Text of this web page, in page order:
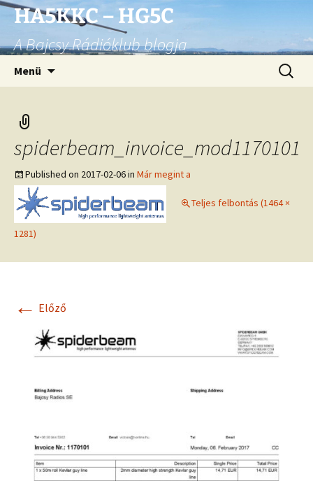
Ugrás
tartalomhoz
HA5KKC – HG5C
A Bajcsy Rádióklub blogja
Menü
spiderbeam_invoice_mod1170101
Published on 2017-02-06in Már megint a
Teljes felbontás (1464 ×
1281)
← Előző